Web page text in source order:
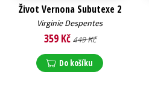
Život Vernona Subutexe 2
Virginie Despentes
359 Kč 449 Kč
Do košíku